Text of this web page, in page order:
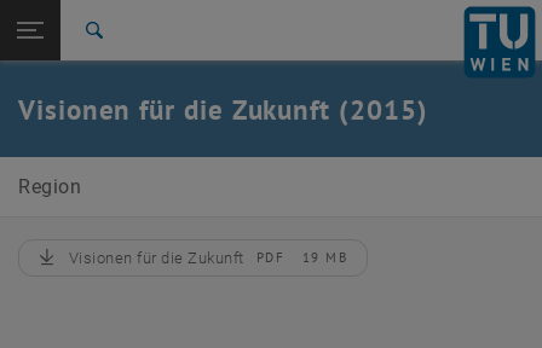
TU Login
Quicklinks
Quicklinks-Menü umschalten
Studium
Karriere
Zur 1. Menü Ebene
E280-07-Forschungsbereich Regionalplanung und
Visionen für die Zukunft (2015)
Region
Visionen für die Zukunft PDF 19 MB
, herunterladen